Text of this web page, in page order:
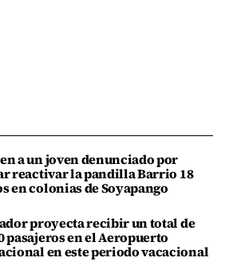
a un joven denunciado por
reactivar la pandilla Barrio 18
en colonias de Soyapango
proyecta recibir un total de
pasajeros en el Aeropuerto
en este periodo vacacional